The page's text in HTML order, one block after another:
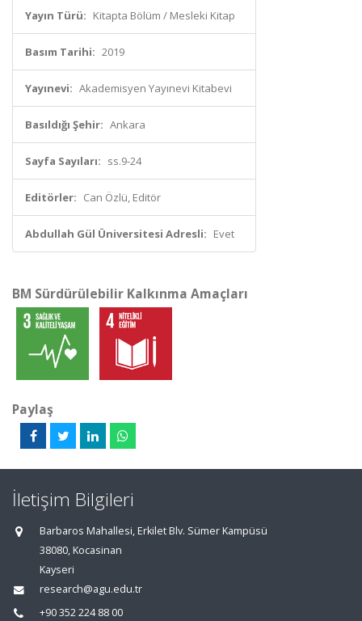
Yayın Türü: Kitapta Bölüm / Mesleki Kitap
Basım Tarihi: 2019
Yayınevi: Akademisyen Yayınevi Kitabevi
Basıldığı Şehir: Ankara
Sayfa Sayıları: ss.9-24
Editörler: Can Özlü, Editör
Abdullah Gül Üniversitesi Adresli: Evet
BM Sürdürülebilir Kalkınma Amaçları
Paylaş
İletişim Bilgileri
Barbaros Mahallesi, Erkilet Blv. Sümer Kampüsü
38080, Kocasinan
Kayseri
research@agu.edu.tr
+90 352 224 88 00